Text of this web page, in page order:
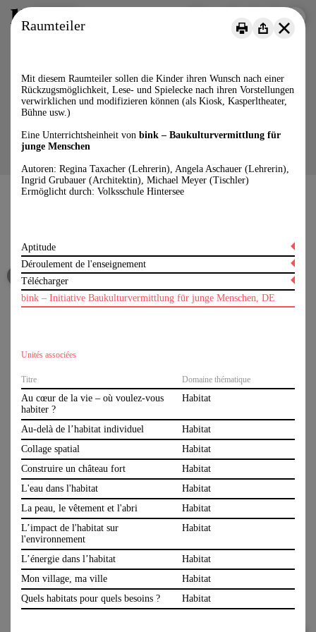
IT
Raumteiler
Mit diesem Raumteiler sollen die Kinder ihren Wunsch nach einer
Rückzugsmöglichkeit, Lese- und Spielecke nach ihren Vorstellungen
verwirklichen und modifizieren können (als Kiosk, Kasperltheater,
Bühne usw.)
Eine Unterrichtsheinheit von bink – Baukulturvermittlung für
junge Menschen
Autoren: Regina Taxacher (Lehrerin), Angela Aschauer (Lehrerin),
Ingrid Grubauer (Architektin), Michael Meyer (Tischler)
Ermöglicht durch: Volksschule Hintersee
Aptitude
Cycle
1. Cycle (4 à 8 ans)
2. Cyle (8 à 12 ans)
Activités créatrices et manuelles (textiles, artisanales)
Sciences humaines et sociales
Période de temps
Série de leçons
Semaine spéciale
Encadrement pédagogique
Avec expert/e
Langue
Allemand
Canton
Suisse entière
Région et villes
Suisse entière
Déroulement de l'enseignement
Objectifs éducatif
Anschauliches Verbinden von Reflexionen über Raumbedürfnisse mit einem
Karton
Télécharger
Le matériel destiné à cette unité d'enseignement est disponible auprès de l'éditeur.
bink – Initiative Baukulturvermittlung für junge Menschen, DE
Unités associées
Titre Domaine thématique
Au cœur de la vie – où voulez-vous
habiter ?
Habitat
Au-delà de l’habitat individuel
Habitat
Collage spatial
Habitat
Construire un château fort
Habitat
L'eau dans l'habitat
Habitat
La peau, le vêtement et l'abri
Habitat
L’impact de l'habitat sur
l'environnement
Habitat
L’énergie dans l’habitat
Habitat
Mon village, ma ville
Habitat
Quels habitats pour quels besoins ?
Habitat
Mediazione della cultura della costruzione per le nuove generazioni
Instagram
YouTube
Un projet commun
Soutenu par
Archijeunes,office@archijeunes.ch, www.archijeunes.ch, Compte de
dons: CH81 0900 0000 1071 5740 1
case postale 907, 4001 Bâle
Empreinte
Politique de confidentialité